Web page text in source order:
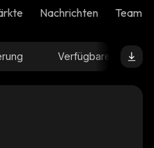
Nachrichten Team-
Verfügbare Menge